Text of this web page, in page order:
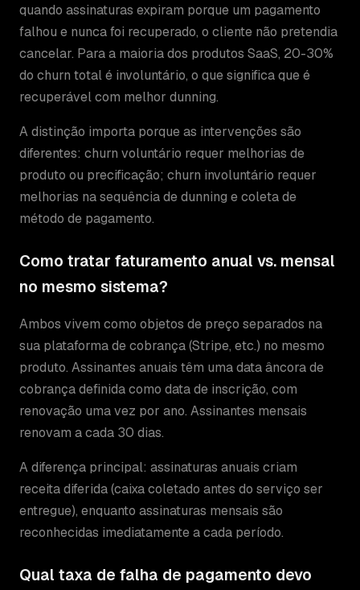
quando assinaturas expiram porque um pagamento
falhou e nunca foi recuperado, o cliente não pretendia
cancelar. Para a maioria dos produtos SaaS, 20-30%
do churn total é involuntário, o que significa que é
recuperável com melhor dunning.
A distinção importa porque as intervenções são
diferentes: churn voluntário requer melhorias de
produto ou precificação; churn involuntário requer
melhorias na sequência de dunning e coleta de
método de pagamento.
Como tratar faturamento anual vs. mensal
no mesmo sistema?
Ambos vivem como objetos de preço separados na
sua plataforma de cobrança (Stripe, etc.) no mesmo
produto. Assinantes anuais têm uma data âncora de
cobrança definida como data de inscrição, com
renovação uma vez por ano. Assinantes mensais
renovam a cada 30 dias.
A diferença principal: assinaturas anuais criam
receita diferida (caixa coletado antes do serviço ser
entregue), enquanto assinaturas mensais são
reconhecidas imediatamente a cada período.
Qual taxa de falha de pagamento devo